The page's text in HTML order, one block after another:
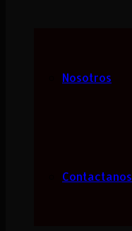
Nosotros
Contactanos